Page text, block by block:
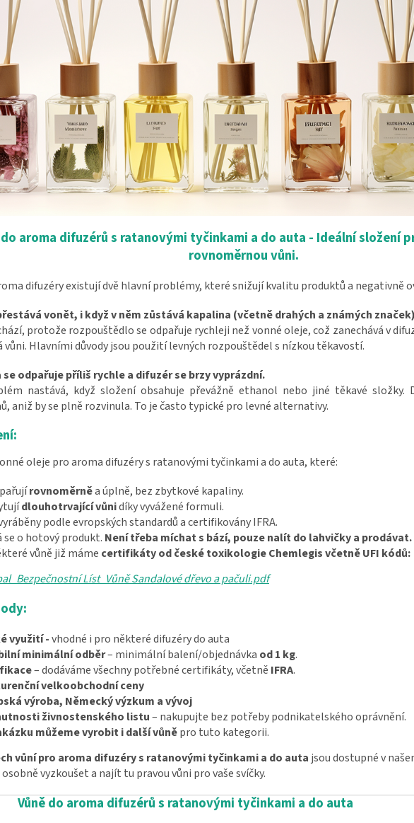
do aroma difuzérů s ratanovými tyčinkami a do auta - Ideální složení
rovnoměrnou vůni.
difuzéry existují dvě hlavní problémy, které snižují kvalitu produktů a negativně
vonět, i když v něm zůstává kapalina (včetně drahých a známých
protože rozpouštědlo se odpařuje rychleji než vonné oleje, což zanechává v
vůni. Hlavními důvody jsou použití levných rozpouštědel s nízkou těkavostí.
se odpařuje příliš rychle a difuzér se brzy vyprázdní.
nastává, když složení obsahuje převážně ethanol nebo jiné těkavé složky.
aniž by se plně rozvinula. To je často typické pro levné alternativy.
oleje pro aroma difuzéry s ratanovými tyčinkami a do auta, které:
rovnoměrněa úplně, bez zbytkové kapaliny.
dlouhotrvající vůnidíky vyvážené formuli.
podle evropských standardů a certifikovány IFRA.
se o hotový produkt. Není třeba míchat s bází, pouze nalít do lahvičky a prodávat.
vůně již máme certifikáty od české toxikologie Chemlegis včetně UFI kódů:
Líst_Vůně Sandalové dřevo a pačuli.pdf
využití -vhodné i pro některé difuzéry do auta
minimální odběr– minimální balení/objednávka od 1 kg.
– dodáváme všechny potřebné certifikáty, včetně IFRA.
velkoobchodní ceny
výroba, Německý výzkum a vývoj
živnostenského listu– nakupujte bez potřeby podnikatelského oprávnění.
můžeme vyrobit i další vůněpro tuto kategorii.
vůní pro aroma difuzéry s ratanovými tyčinkami a do auta jsou dostupné v
vyzkoušet a najít tu pravou vůni pro vaše svíčky.
Vůně do aroma difuzérů s ratanovými tyčinkami a do auta